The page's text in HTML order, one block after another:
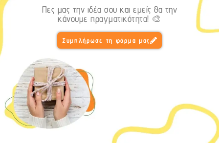
Πες μας την ιδέα σου και εμείς θα την
κάνουμε πραγματικότητα! 🎨
Συμπλήρωσε τη φόρμα μας